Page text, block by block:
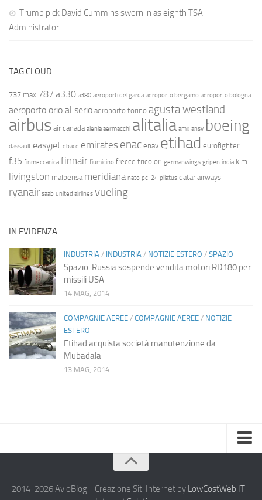
Trump pick David Cummins sworn in as eighth TSA
Administrator
TAG CLOUD
737 max 787 a330 a380 aeroporti del garda aeroporto bergamo aeroporto bologna
aeroporto orio al serio aeroporto torino agusta westland
airbus air canada alenia aermacchi alitalia amx ansv boeing
dassault easyjet ebace emirates enac enav etihad eurofighter
f35 finmeccanica finnair fiumicino frecce tricolori germanwings gripen india klm
livingston malpensa meridiana nato pc-24 pilatus qatar airways
ryanair saab united airlines vueling
IN EVIDENZA
INDUSTRIA / INDUSTRIA / NOTIZIE ESTERO / SPAZIO
Spazio: Russia sospende vendita motori RD180 per
missili USA
14 MAG, 2014
COMPAGNIE AEREE / COMPAGNIE AEREE / NOTIZIE
ESTERO
Etihad acquista società manutenzione da
Mubadala
13 MAG, 2014
Chi Siamo
2014-2026 AvioBlog - Creazione Siti Internet by LowCostWeb.IT -